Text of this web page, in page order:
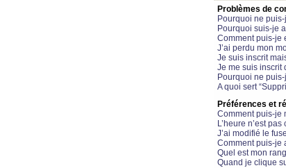
Problèmes de
Pourquoi ne
Pourquoi suis-je
Comment puis-je
J’ai perdu mon
Je suis inscrit
Je me suis inscrit
Pourquoi ne
A quoi sert
Préférences et
Comment puis-je
L’heure n’est pas
J’ai modifié le
Comment puis-je
Quel est mon
Quand je clique